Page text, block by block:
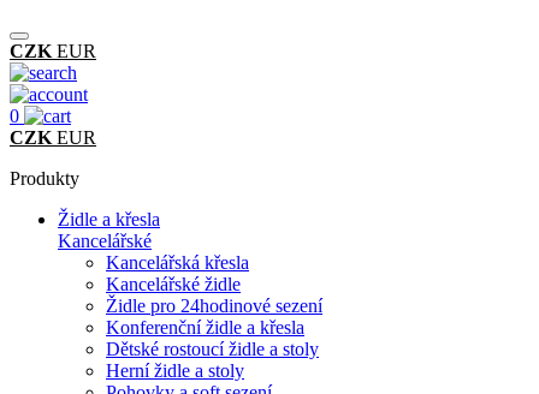
CZK EUR
0
CZK EUR
Produkty
Židle a křesla
Kancelářské
Kancelářská křesla
Kancelářské židle
Židle pro 24hodinové sezení
Konferenční židle a křesla
Dětské rostoucí židle a stoly
Herní židle a stoly